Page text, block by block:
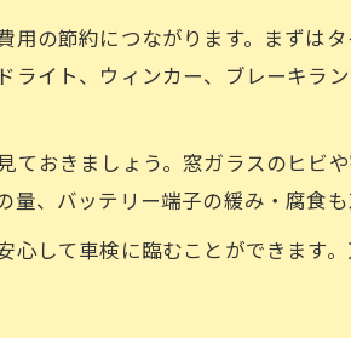
の節約につながります。まずは
イト、ウィンカー、ブレーキラ
おきましょう。窓ガラスのヒビ
、バッテリー端子の緩み・腐食も
して車検に臨むことができます